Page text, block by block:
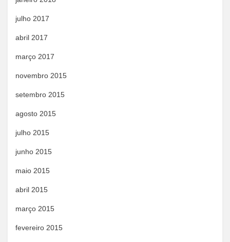
julho 2017
abril 2017
março 2017
novembro 2015
setembro 2015
agosto 2015
julho 2015
junho 2015
maio 2015
abril 2015
março 2015
fevereiro 2015